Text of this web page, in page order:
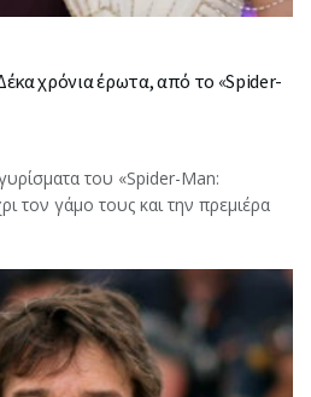
χρόνια έρωτα, από το «Spider-
του «Spider-Man:
τον γάμο τους και την πρεμιέρα